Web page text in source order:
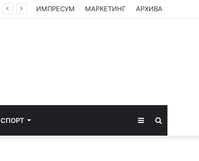
ИМПРЕСУМ МАРКЕТИНГ АРХИВА
СПОРТ Sidebar